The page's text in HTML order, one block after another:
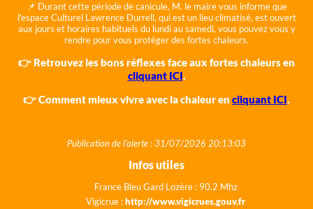
📌 Durant cette période de canicule, M. le maire vous informe que
l'espace Culturel Lawrence Durrell, qui est un lieu climatisé, est ouvert
aux jours et horaires habituels du lundi au samedi, vous pouvez vous y
rendre pour vous protéger des fortes chaleurs.
👉 Retrouvez les bons réflexes face aux fortes chaleurs en
cliquant ICI.
👉 Comment mieux vivre avec la chaleur en cliquant ICI.
Publication de l'alerte : 31/07/2026 20:13:03
Infos utiles
France Bleu Gard Lozère : 90.2 Mhz
Vigicrue :http://www.vigicrues.gouv.fr